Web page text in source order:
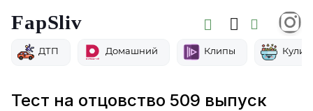
FapSliv
ДТП Домашний Клипы
Тест на отцовство 509 выпуск